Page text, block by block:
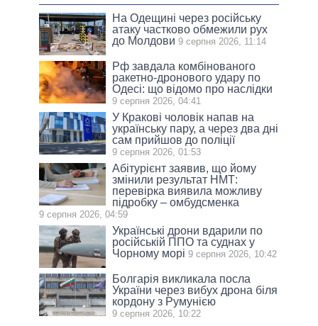
На Одещині через російську
атаку частково обмежили рух
до Молдови 9 серпня 2026, 11:14
Рф завдала комбінованого
ракетно-дронового удару по
Одесі: що відомо про наслідки
9 серпня 2026, 04:41
У Кракові чоловік напав на
українську пару, а через два дні
сам прийшов до поліції
9 серпня 2026, 01:53
Абітурієнт заявив, що йому
змінили результат НМТ:
перевірка виявила можливу
підробку – омбудсменка
9 серпня 2026, 04:59
Українські дрони вдарили по
російській ППО та суднах у
Чорному морі 9 серпня 2026, 10:42
Болгарія викликала посла
України через вибух дрона біля
кордону з Румунією
9 серпня 2026, 10:22